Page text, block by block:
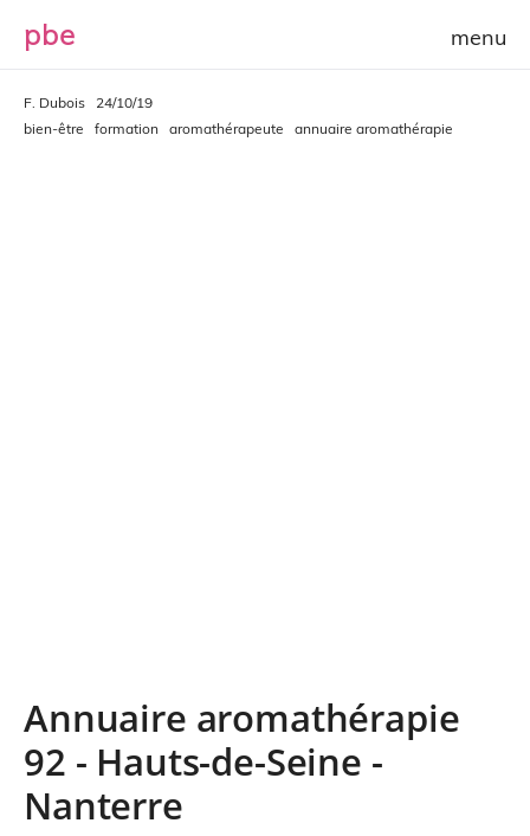
pbe
F. Dubois
24/10/19
bien-être
formation aromathérapeute annuaire aromathérapie
Annuaire aromathérapie
92 - Hauts-de-Seine -
Nanterre